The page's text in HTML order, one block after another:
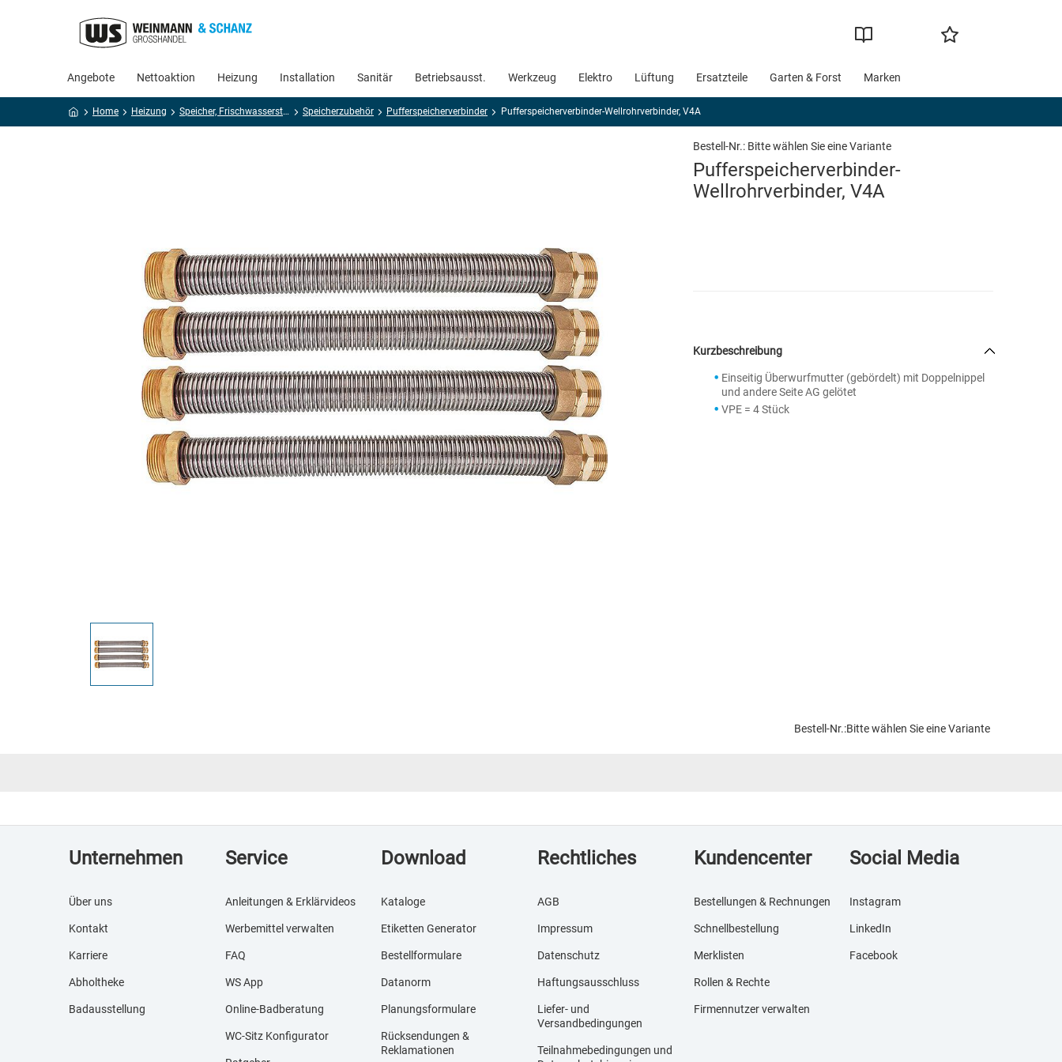
Angebote Nettoaktion Heizung Installation Sanitär Betriebsausst. Werkzeug Elektro Lüftung Ersatzteile Garten & Forst Marken
Home Heizung Speicher, Frischwasserstationen Speicherzubehör Pufferspeicherverbinder Pufferspeicherverbinder-Wellrohrverbinder, V4A
Bestell-Nr.: Bitte wählen Sie eine Variante
Pufferspeicherverbinder-
Wellrohrverbinder, V4A
Kurzbeschreibung
Einseitig Überwurfmutter (gebördelt) mit Doppelnippel
und andere Seite AG gelötet
VPE = 4 Stück
Bestell-Nr.:Bitte wählen Sie eine Variante
Unternehmen
Über uns
Kontakt
Karriere
Abholtheke
Badausstellung
Service
Anleitungen & Erklärvideos
Werbemittel verwalten
FAQ
WS App
Online-Badberatung
WC-Sitz Konfigurator
Download
Kataloge
Etiketten Generator
Bestellformulare
Datanorm
Planungsformulare
Rücksendungen &
Reklamationen
Rechtliches
AGB
Impressum
Datenschutz
Haftungsausschluss
Liefer- und
Versandbedingungen
Teilnahmebedingungen und
Kundencenter
Bestellungen & Rechnungen
Schnellbestellung
Merklisten
Rollen & Rechte
Firmennutzer verwalten
Social Media
Instagram
LinkedIn
Facebook